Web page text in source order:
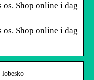
Shop online i dag
Shop online i dag
lobesko